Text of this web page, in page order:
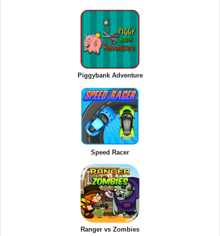
Piggybank Adventure
Speed Racer
Ranger vs Zombies